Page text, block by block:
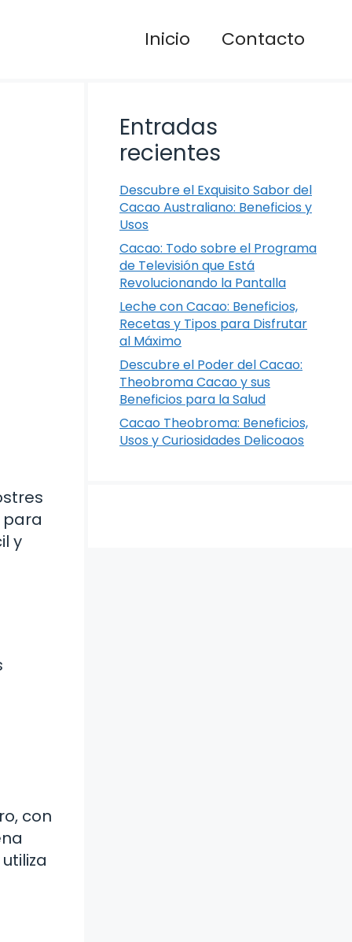
Inicio Contacto
para
y
con
Entradas
recientes
Descubre el Exquisito Sabor del
Cacao Australiano: Beneficios y
Usos
Cacao: Todo sobre el Programa
de Televisión que Está
Revolucionando la Pantalla
Leche con Cacao: Beneficios,
Recetas y Tipos para Disfrutar
al Máximo
Descubre el Poder del Cacao:
Theobroma Cacao y sus
Beneficios para la Salud
Cacao Theobroma: Beneficios,
Usos y Curiosidades Delicoaos